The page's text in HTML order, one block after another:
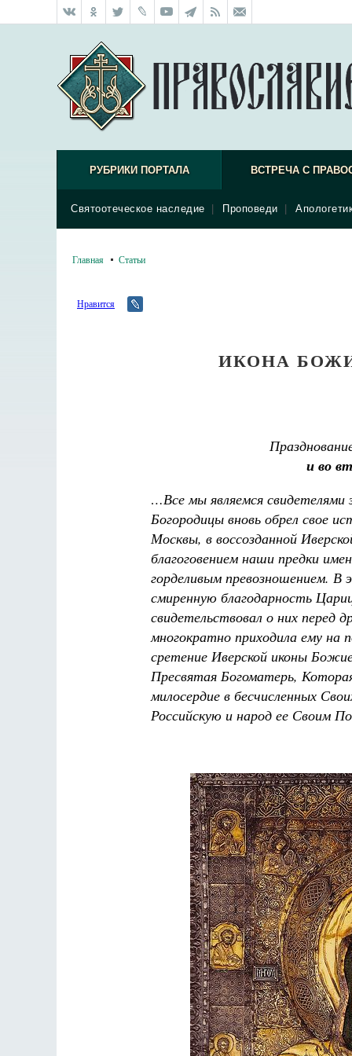
РУБРИКИ ПОРТАЛА ВСТРЕЧА С
Святоотеческое наследие Проповеди
Главная Статьи
Нравится
ИКОНА
и во
…Все мы являемся
Богородицы вновь обрел свое
Москвы, в воссозданной
благоговением наши предки
горделивым превозношением. В
смиренную благодарность
свидетельствовал о них перед
многократно приходила ему
сретение Иверской иконы
Пресвятая Богоматерь,
милосердие в бесчисленных
Российскую и народ ее Своим